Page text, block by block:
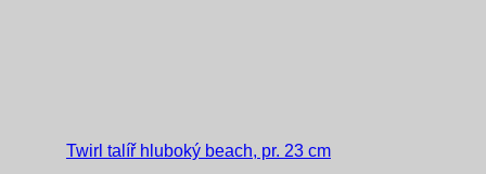
Twirl talíř hluboký beach, pr. 23 cm